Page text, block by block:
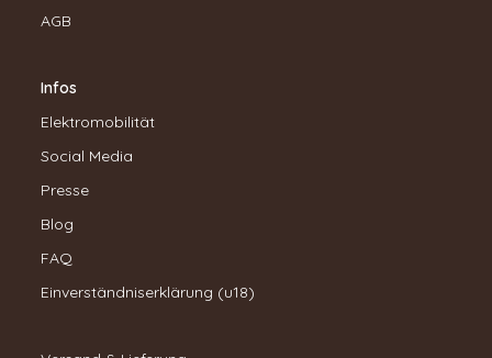
AGB
Infos
Elektromobilität
Social Media
Presse
Blog
FAQ
Einverständniserklärung (u18)